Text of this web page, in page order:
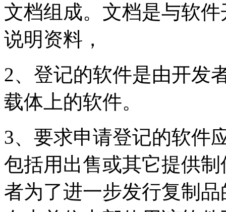
文档组成。文档是与软
说明资料，
2、登记的软件是由开发
载体上的软件。
3、要求申请登记的软件
包括用出售或其它提供
者为了进一步发行复制